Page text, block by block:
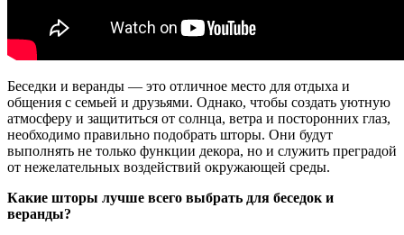
Беседки и веранды — это отличное место для отдыха и
общения с семьей и друзьями. Однако, чтобы создать уютную
атмосферу и защититься от солнца, ветра и посторонних глаз,
необходимо правильно подобрать шторы. Они будут
выполнять не только функции декора, но и служить преградой
от нежелательных воздействий окружающей среды.
Какие шторы лучше всего выбрать для беседок и
веранды?